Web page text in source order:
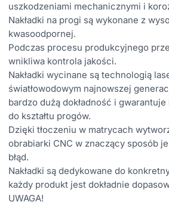
uszkodzeniami mechanicznymi i
Nakładki na progi są wykonane z
kwasoodpornej.
Podczas procesu produkcyjnego
wnikliwa kontrola jakości.
Nakładki wycinane są technologią
światłowodowym najnowszej
bardzo dużą dokładność i
do kształtu progów.
Dzięki tłoczeniu w matrycach
obrabiarki CNC w znaczący sposób
błąd.
Nakładki są dedykowane do
każdy produkt jest dokładnie
UWAGA!